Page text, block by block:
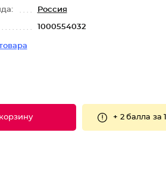
Россия
1000554032
+ 2 балла за